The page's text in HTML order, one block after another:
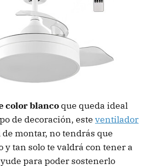
color blanco que queda ideal
de decoración, este ventilador
de montar, no tendrás que
y tan solo te valdrá con tener a
para poder sostenerlo